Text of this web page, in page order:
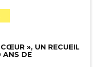
», UN RECUEIL
ANS DE